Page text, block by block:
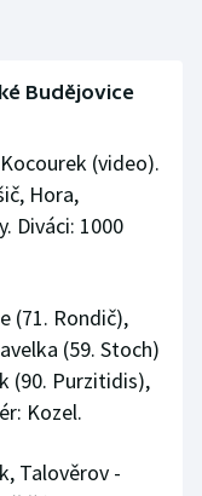
Budějovice
(video).
Hora,
Diváci: 1000
(71. Rondič),
(59. Stoch)
(90. Purzitidis),
Kozel.
Talověrov -